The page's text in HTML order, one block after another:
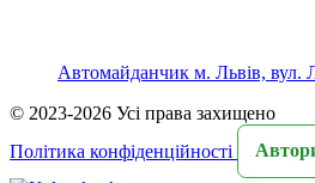
Автомайданчик м. Львів, вул.
© 2023-2026 Усі права захищено
Політика конфіденційності